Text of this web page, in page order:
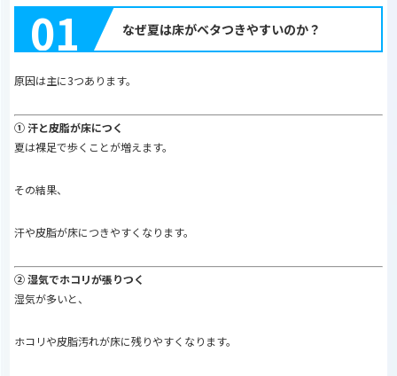
01 なぜ夏は床がベタつきやすいのか？
原因は主に3つあります。
① 汗と皮脂が床につく
夏は裸足で歩くことが増えます。
その結果、
汗や皮脂が床につきやすくなります。
② 湿気でホコリが張りつく
湿気が多いと、
ホコリや皮脂汚れが床に残りやすくなります。